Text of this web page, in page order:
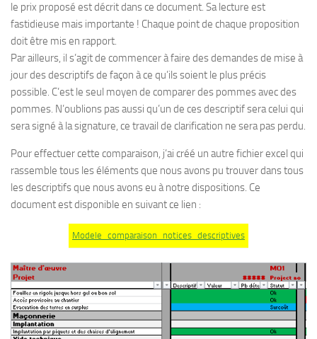
le prix proposé est décrit dans ce document. Sa lecture est
fastidieuse mais importante ! Chaque point de chaque proposition
doit être mis en rapport.
Par ailleurs, il s’agit de commencer à faire des demandes de mise à
jour des descriptifs de façon à ce qu’ils soient le plus précis
possible. C’est le seul moyen de comparer des pommes avec des
pommes. N’oublions pas aussi qu’un de ces descriptif sera celui qui
sera signé à la signature, ce travail de clarification ne sera pas perdu.
Pour effectuer cette comparaison, j’ai créé un autre fichier excel qui
rassemble tous les éléments que nous avons pu trouver dans tous
les descriptifs que nous avons eu à notre dispositions. Ce
document est disponible en suivant ce lien :
Modele_comparaison_notices_descriptives